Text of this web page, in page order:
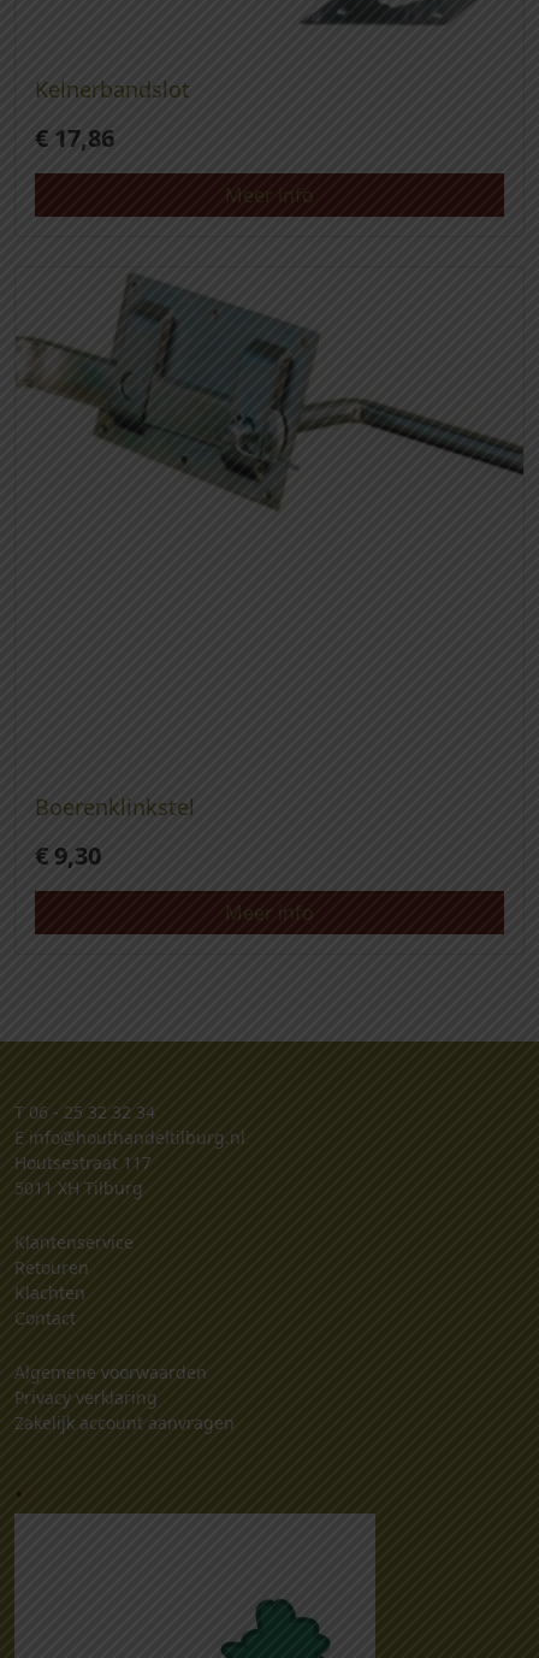
Kelnerbandslot
€ 17,86
Meer info
Boerenklinkstel
€9,30
Meer info
T 06 - 25 32 32 34
E info@houthandeltilburg.nl
Houtsestraat 117
5011 XH Tilburg
Klantenservice
Retouren
Klachten
Contact
Algemene voorwaarden
Privacy verklaring
Zakelijk account aanvragen
.